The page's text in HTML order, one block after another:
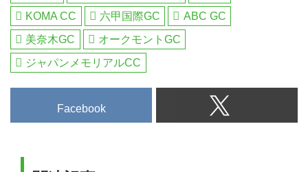
KOMA CC
六甲国際GC
ABC GC
美奈木GC
オークモントGC
ジャパンメモリアルCC
Facebook